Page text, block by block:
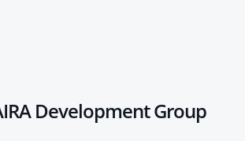
Development Group